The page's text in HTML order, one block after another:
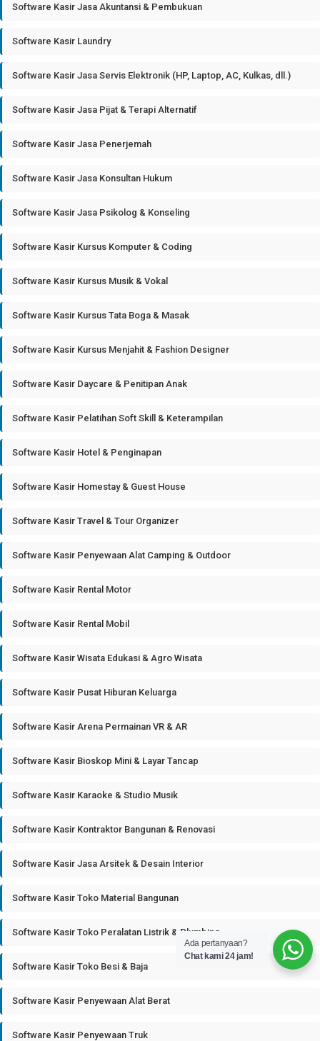
Software Kasir Jasa Akuntansi & Pembukuan
Software Kasir Laundry
Software Kasir Jasa Servis Elektronik (HP, Laptop, AC, Kulkas, dll.)
Software Kasir Jasa Pijat & Terapi Alternatif
Software Kasir Jasa Penerjemah
Software Kasir Jasa Konsultan Hukum
Software Kasir Jasa Psikolog & Konseling
Software Kasir Kursus Komputer & Coding
Software Kasir Kursus Musik & Vokal
Software Kasir Kursus Tata Boga & Masak
Software Kasir Kursus Menjahit & Fashion Designer
Software Kasir Daycare & Penitipan Anak
Software Kasir Pelatihan Soft Skill & Keterampilan
Software Kasir Hotel & Penginapan
Software Kasir Homestay & Guest House
Software Kasir Travel & Tour Organizer
Software Kasir Penyewaan Alat Camping & Outdoor
Software Kasir Rental Motor
Software Kasir Rental Mobil
Software Kasir Wisata Edukasi & Agro Wisata
Software Kasir Pusat Hiburan Keluarga
Software Kasir Arena Permainan VR & AR
Software Kasir Bioskop Mini & Layar Tancap
Software Kasir Karaoke & Studio Musik
Software Kasir Kontraktor Bangunan & Renovasi
Software Kasir Jasa Arsitek & Desain Interior
Software Kasir Toko Material Bangunan
Software Kasir Toko Peralatan Listrik & Plumbing
Software Kasir Toko Besi & Baja
Software Kasir Penyewaan Alat Berat
Software Kasir Penyewaan Truk
Ada pertanyaan?
Chat kami 24 jam!